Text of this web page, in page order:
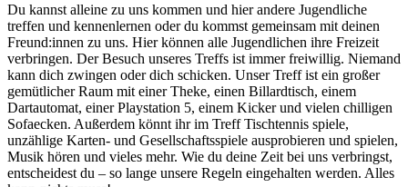
Du kannst alleine zu uns kommen und hier andere Jugendliche
treffen und kennenlernen oder du kommst gemeinsam mit deinen
Freund:innen zu uns. Hier können alle Jugendlichen ihre Freizeit
verbringen. Der Besuch unseres Treffs ist immer freiwillig. Niemand
kann dich zwingen oder dich schicken. Unser Treff ist ein großer
gemütlicher Raum mit einer Theke, einen Billardtisch, einem
Dartautomat, einer Playstation 5, einem Kicker und vielen chilligen
Sofaecken. Außerdem könnt ihr im Treff Tischtennis spiele,
unzählige Karten- und Gesellschaftsspiele ausprobieren und spielen,
Musik hören und vieles mehr. Wie du deine Zeit bei uns verbringst,
entscheidest du – so lange unsere Regeln eingehalten werden. Alles